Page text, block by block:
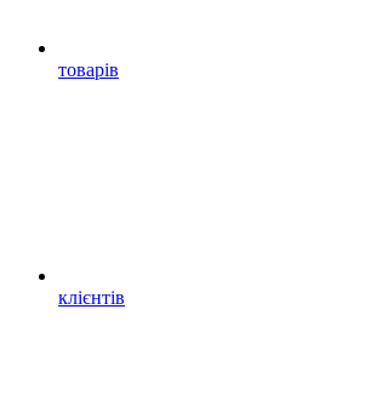
товарів
клієнтів